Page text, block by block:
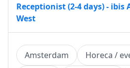
Receptionist (2-4 days) - ibis
West
Amsterdam
Horeca /